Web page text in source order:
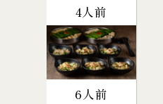
4人前
6人前